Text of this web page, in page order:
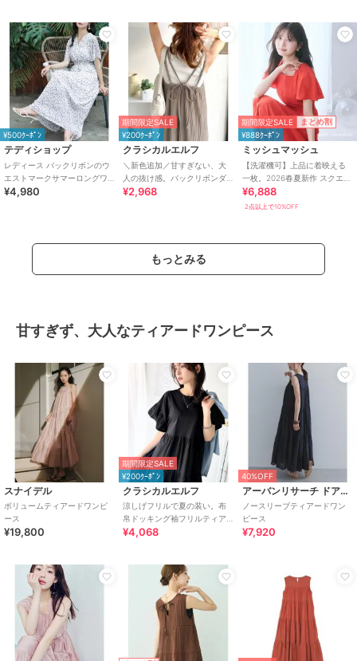
¥500ｸｰﾎﾟﾝ
テディショップ
レディース バックリボンのウ
エストマークサマーロングワ
ンピース
¥4,980
期間限定SALE
¥200ｸｰﾎﾟﾝ
クラシカルエルフ
＼新色追加／甘すぎない、大
人の抜け感。バックリボンダ
ブルストラッププリーツキャ
¥2,968
期間限定SALE まとめ割
¥888ｸｰﾎﾟﾝ
ミッシュマッシュ
【洗濯機可】上品に着映える
一枚。2026春夏新作 スクエア
ネックバックリボンAラインワ
ンピース
¥6,888
2点以上で10%OFF
もっとみる
甘すぎず、大人なティアードワンピース
スナイデル
ボリュームティアードワンピ
ース
¥19,800
期間限定SALE
¥200ｸｰﾎﾟﾝ
クラシカルエルフ
涼しげフリルで夏の装い。布
帛ドッキング袖フリルティア
ードワンピース(ロング丈)
¥4,068
40%OFF
アーバンリサーチ ドアーズ
ノースリーブティアードワン
ピース
¥7,920